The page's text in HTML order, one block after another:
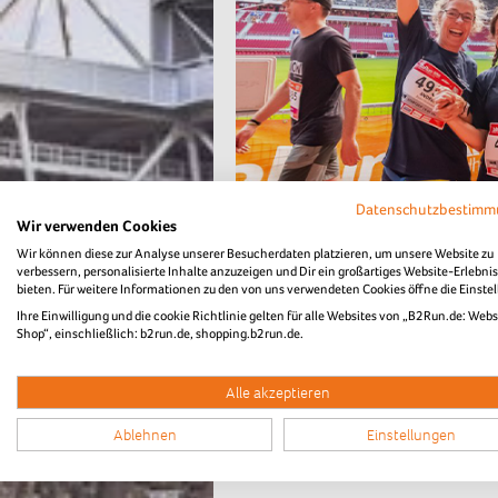
B2Run Düsseldorf
Diashow
Highlightvideo
Wir verwenden Cookies
Wir können diese zur Analyse unserer Besucherdaten platzieren, um unsere Website zu
verbessern, personalisierte Inhalte anzuzeigen und Dir ein großartiges Website-
bieten. Für weitere Informationen zu den von uns verwendeten Cookies öffne die
Ihre Einwilligung und die cookie Richtlinie gelten für alle Websites von „B2Run.de:
Shop“, einschließlich: b2run.de, shopping.b2run.de.
Alle akzeptieren
Ablehnen Einstellungen